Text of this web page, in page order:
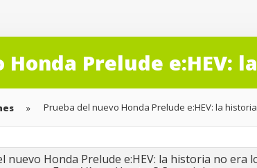
Honda Prelude e:HEV:
» Prueba del nuevo Honda Prelude e:HEV: la